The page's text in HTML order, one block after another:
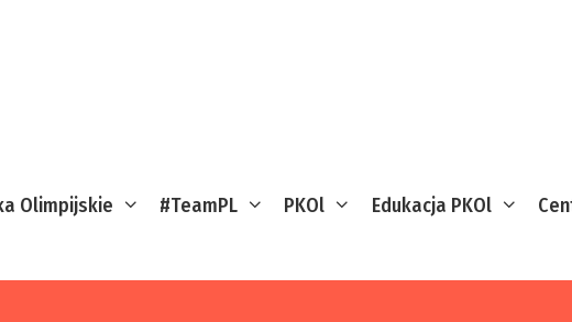
Olimpijskie #TeamPL PKOl Edukacja PKOl